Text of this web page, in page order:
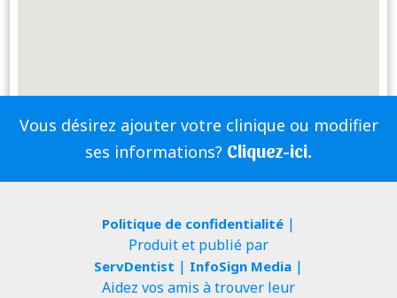
Vous désirez ajouter votre clinique ou modifier
ses informations? Cliquez-ici.
Politique de confidentialité|
Produit et publié par
ServDentist | InfoSign Media|
Aidez vos amis à trouver leur